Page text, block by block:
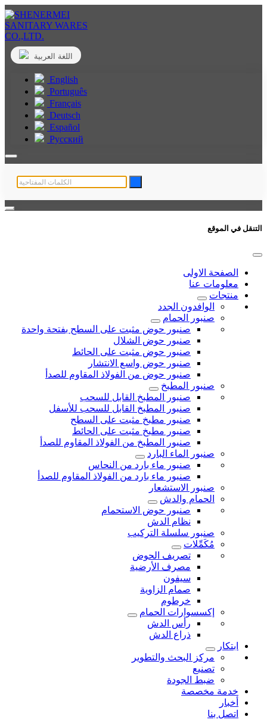
اللغة العربية
English
Português
Français
Deutsch
Español
Русский
التنقل في الموقع
الصفحة الاولى
معلومات عنا
منتجات
الوافدون الجدد
صنبور الحمام
صنبور حوض مثبت على السطح بفتحة واحدة
صنبور حوض الشلال
صنبور حوض مثبت على الحائط
صنبور حوض واسع الانتشار
صنبور حوض من الفولاذ المقاوم للصدأ
صنبور المطبخ
صنبور المطبخ القابل للسحب
صنبور المطبخ القابل للسحب للأسفل
صنبور مطبخ مثبت على السطح
صنبور مطبخ مثبت على الحائط
صنبور المطبخ من الفولاذ المقاوم للصدأ
صنبور الماء البارد
صنبور ماء بارد من النحاس
صنبور ماء بارد من الفولاذ المقاوم للصدأ
صنبور الاستشعار
الحمام والدش
صنبور حوض الاستحمام
نظام الدش
صنبور سلسلة التركيب
مُكَمِّلات
تصريف الحوض
مصرف الأرضية
سيفون
صمام الزاوية
خرطوم
إكسسوارات الحمام
رأس الدش
ذراع الدش
ابتكار
مركز البحث والتطوير
تصنيع
ضبط الجودة
خدمة مخصصة
أخبار
اتصل بنا